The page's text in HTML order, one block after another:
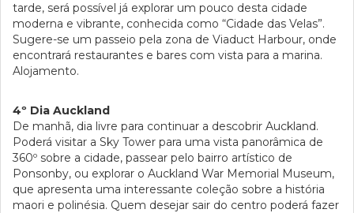
tarde, será possível já explorar um pouco desta cidade
moderna e vibrante, conhecida como “Cidade das Velas”.
Sugere-se um passeio pela zona de Viaduct Harbour, onde
encontrará restaurantes e bares com vista para a marina.
Alojamento.
4º Dia Auckland
De manhã, dia livre para continuar a descobrir Auckland.
Poderá visitar a Sky Tower para uma vista panorâmica de
360º sobre a cidade, passear pelo bairro artístico de
Ponsonby, ou explorar o Auckland War Memorial Museum,
que apresenta uma interessante coleção sobre a história
maori e polinésia. Quem desejar sair do centro poderá fazer